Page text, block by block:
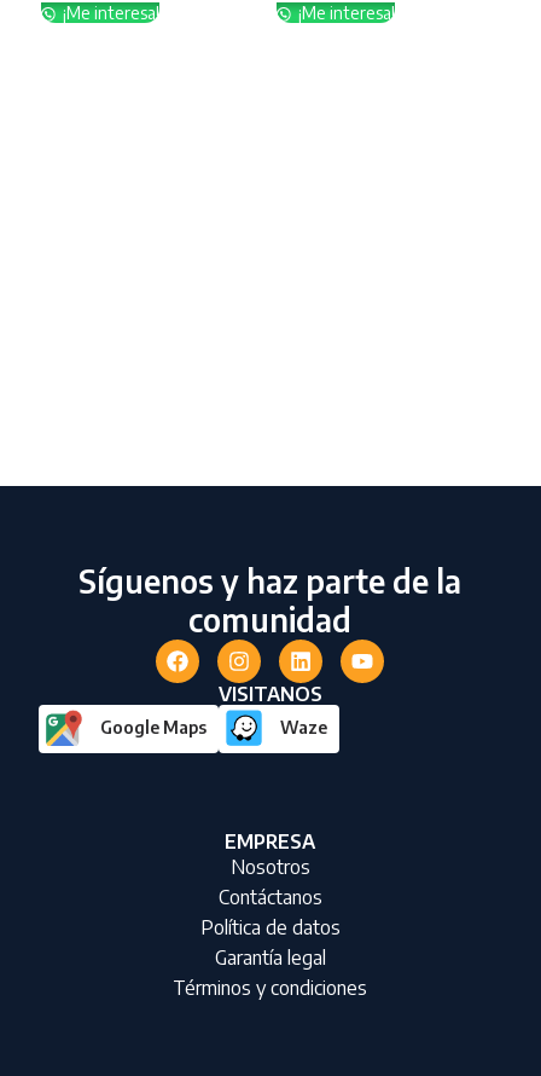
¡Me interesa! ¡Me interesa!
Síguenos y haz parte de la
comunidad
VISITANOS
Google Maps Waze
EMPRESA
Nosotros
Contáctanos
Política de datos
Garantía legal
Términos y condiciones